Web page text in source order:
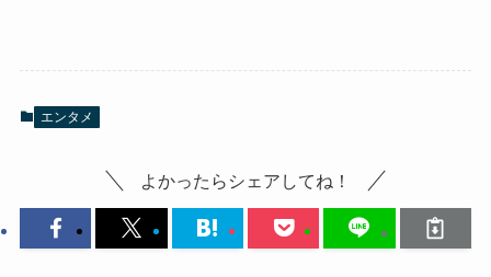
エンタメ
よかったらシェアしてね！